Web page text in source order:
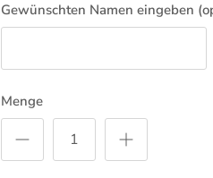
Gewünschten Namen eingeben
Menge